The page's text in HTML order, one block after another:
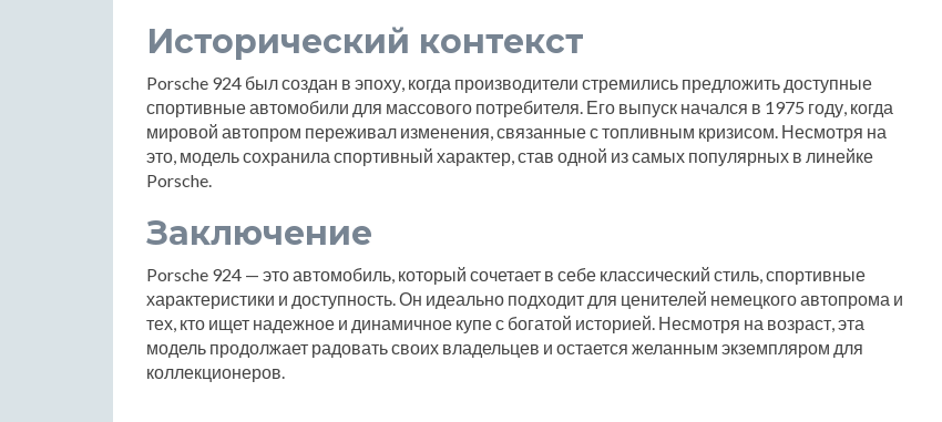
Исторический контекст
Porsche 924 был создан в эпоху, когда производители стремились предложить доступные
спортивные автомобили для массового потребителя. Его выпуск начался в 1975 году, когда
мировой автопром переживал изменения, связанные с топливным кризисом. Несмотря на
это, модель сохранила спортивный характер, став одной из самых популярных в линейке
Porsche.
Заключение
Porsche 924 — это автомобиль, который сочетает в себе классический стиль, спортивные
характеристики и доступность. Он идеально подходит для ценителей немецкого автопрома и
тех, кто ищет надежное и динамичное купе с богатой историей. Несмотря на возраст, эта
модель продолжает радовать своих владельцев и остается желанным экземпляром для
коллекционеров.